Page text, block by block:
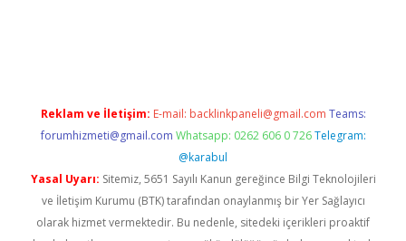
Reklam ve İletişim: E-mail: backlinkpaneli@gmail.com Teams:
forumhizmeti@gmail.com Whatsapp: 0262 606 0 726 Telegram:
@karabul
Yasal Uyarı: Sitemiz, 5651 Sayılı Kanun gereğince Bilgi Teknolojileri
ve İletişim Kurumu (BTK) tarafından onaylanmış bir Yer Sağlayıcı
olarak hizmet vermektedir. Bu nedenle, sitedeki içerikleri proaktif